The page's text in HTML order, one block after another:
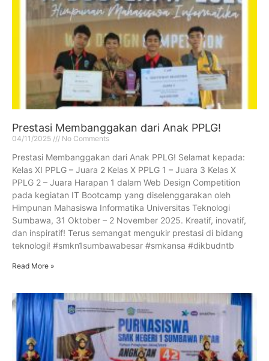
Prestasi Membanggakan dari Anak PPLG!
04/11/2025 No Comments
Prestasi Membanggakan dari Anak PPLG! Selamat kepada:
Kelas XI PPLG – Juara 2 Kelas X PPLG 1 – Juara 3 Kelas X
PPLG 2 – Juara Harapan 1 dalam Web Design Competition
pada kegiatan IT Bootcamp yang diselenggarakan oleh
Himpunan Mahasiswa Informatika Universitas Teknologi
Sumbawa, 31 Oktober – 2 November 2025. Kreatif, inovatif,
dan inspiratif! Terus semangat mengukir prestasi di bidang
teknologi! #smkn1sumbawabesar #smkansa #dikbudntb
Read More »